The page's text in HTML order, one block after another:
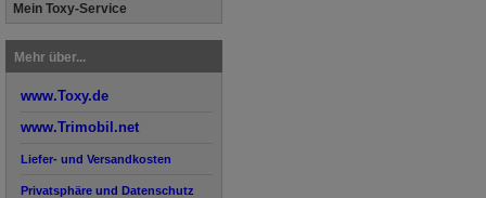
Mein Toxy-Service
Mehr über...
www.Toxy.de
www.Trimobil.net
Liefer- und Versandkosten
Privatsphäre und Datenschutz